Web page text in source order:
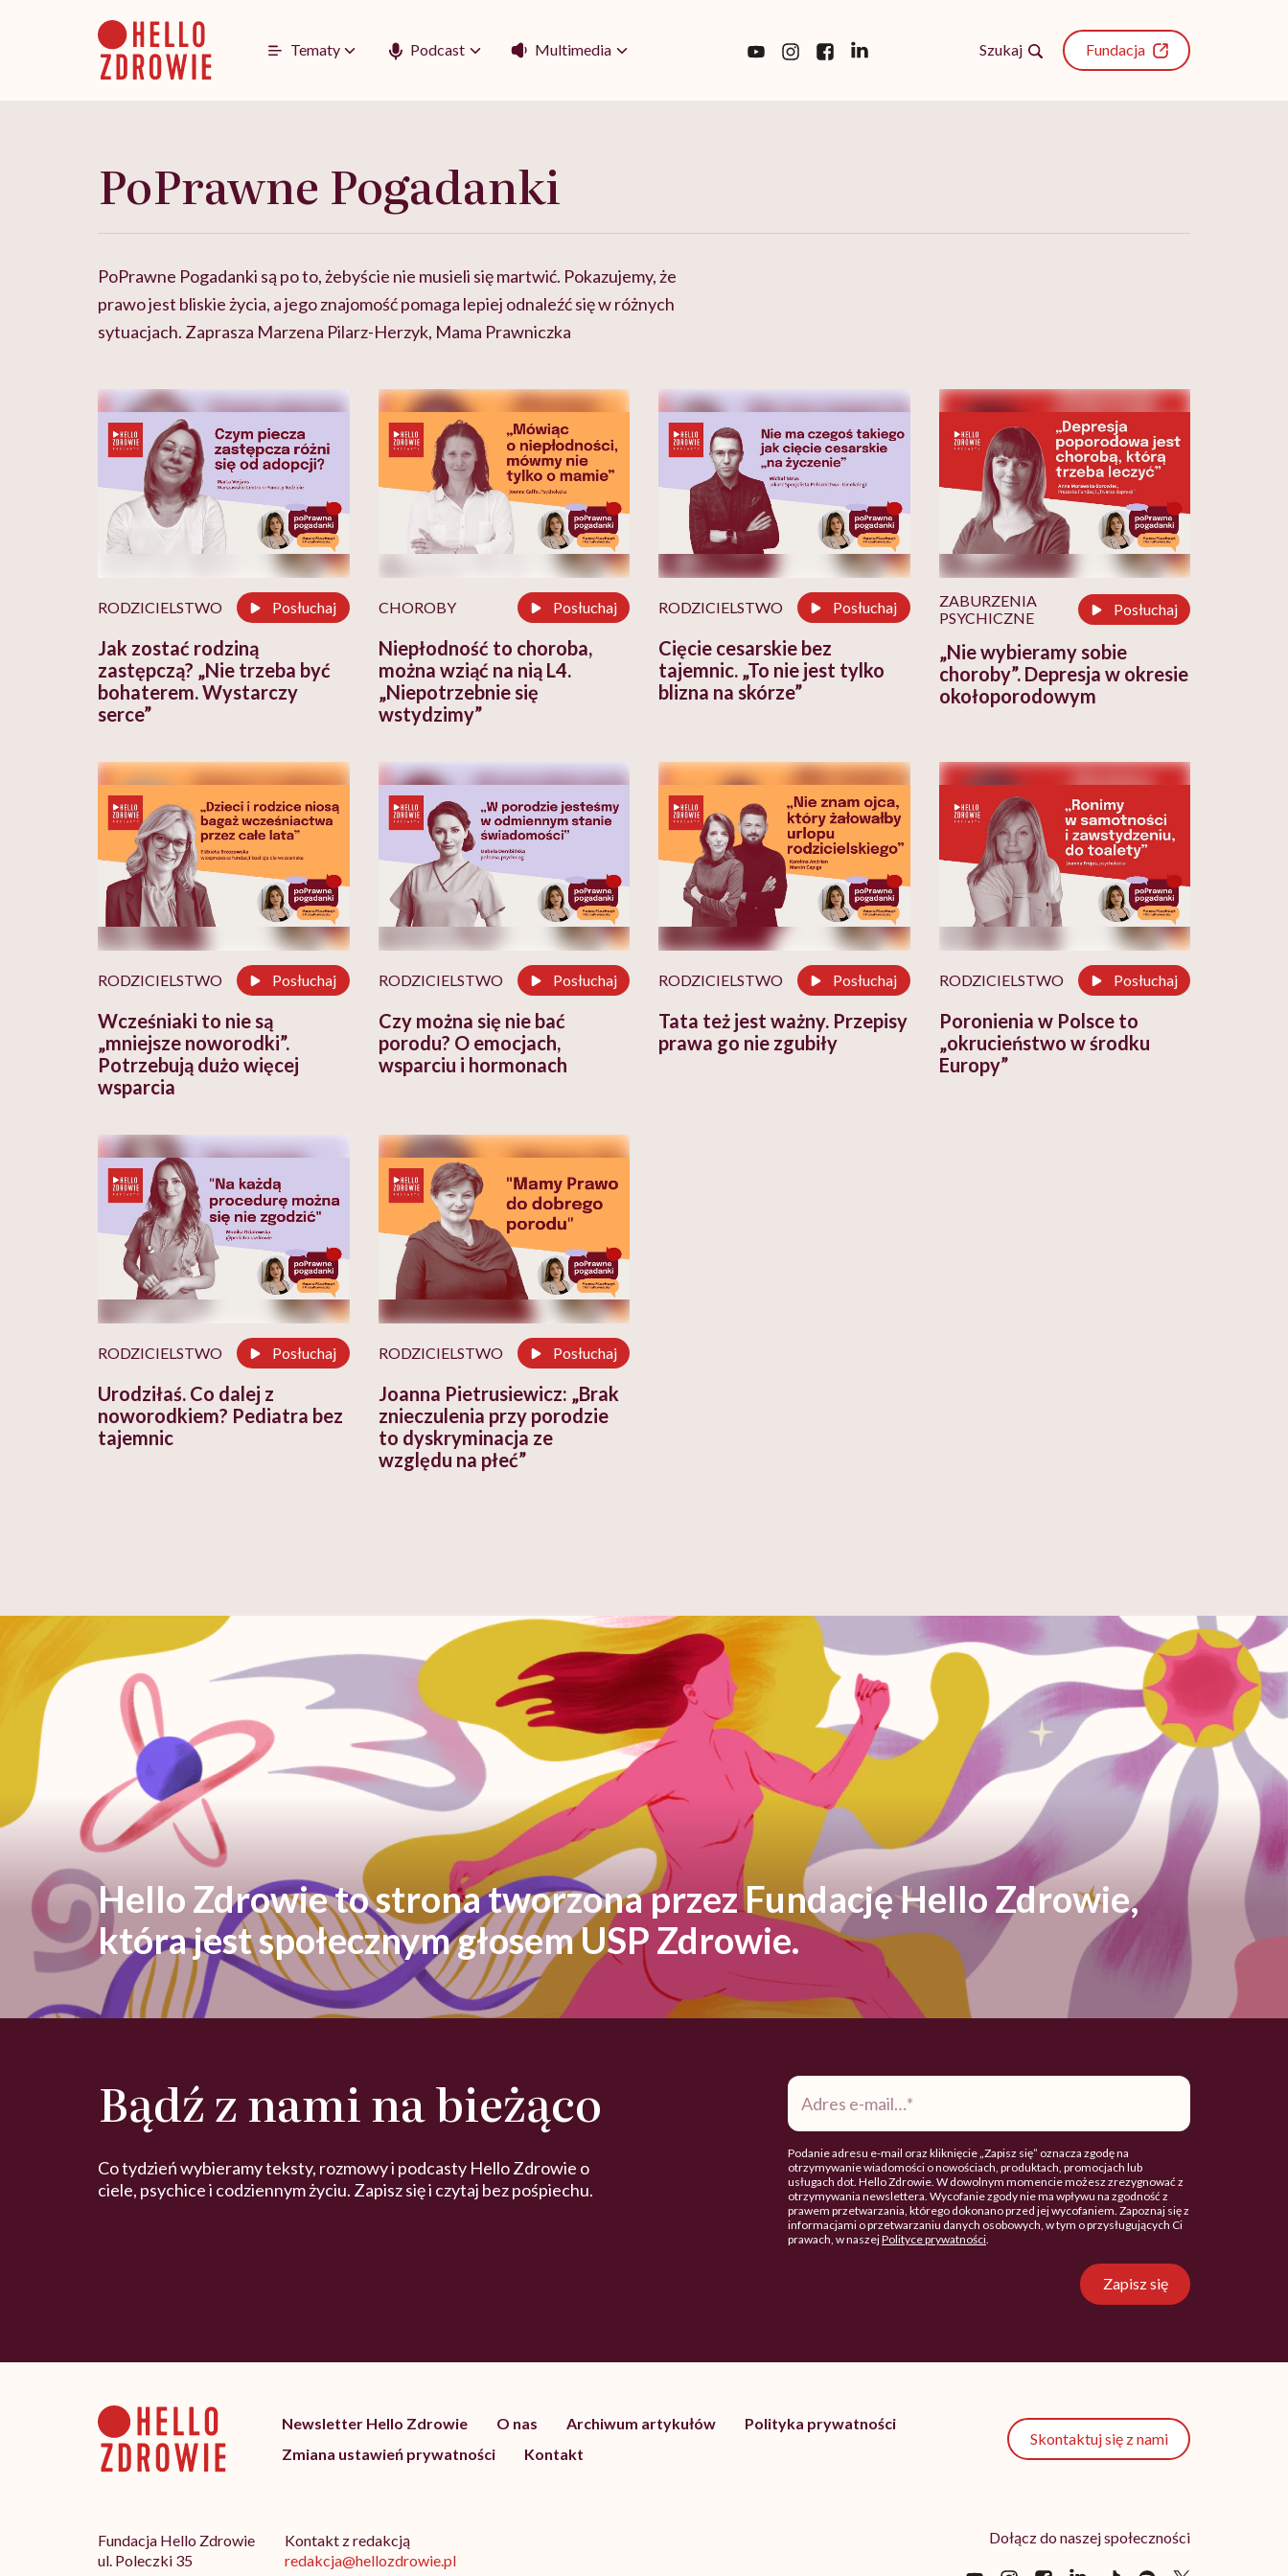
Tematy Podcast Multimedia Szukaj Fundacja
PoPrawne Pogadanki
PoPrawne Pogadanki są po to, żebyście nie musieli się martwić. Pokazujemy, że
prawo jest bliskie życia, a jego znajomość pomaga lepiej odnaleźć się w różnych
sytuacjach. Zaprasza Marzena Pilarz-Herzyk, Mama Prawniczka
RODZICIELSTWO Posłuchaj
Jak zostać rodziną
zastępczą? „Nie trzeba być
bohaterem. Wystarczy
serce”
CHOROBY Posłuchaj
Niepłodność to choroba,
można wziąć na nią L4.
„Niepotrzebnie się
wstydzimy”
RODZICIELSTWO Posłuchaj
Cięcie cesarskie bez
tajemnic. „To nie jest tylko
blizna na skórze”
ZABURZENIA
PSYCHICZNE
Posłuchaj
„Nie wybieramy sobie
choroby”. Depresja w okresie
okołoporodowym
RODZICIELSTWO Posłuchaj
Wcześniaki to nie są
„mniejsze noworodki”.
Potrzebują dużo więcej
wsparcia
RODZICIELSTWO Posłuchaj
Czy można się nie bać
porodu? O emocjach,
wsparciu i hormonach
RODZICIELSTWO Posłuchaj
Tata też jest ważny. Przepisy
prawa go nie zgubiły
RODZICIELSTWO Posłuchaj
Poronienia w Polsce to
„okrucieństwo w środku
Europy”
RODZICIELSTWO Posłuchaj
Urodziłaś. Co dalej z
noworodkiem? Pediatra bez
tajemnic
RODZICIELSTWO Posłuchaj
Joanna Pietrusiewicz: „Brak
znieczulenia przy porodzie
to dyskryminacja ze
względu na płeć”
Hello Zdrowie to strona tworzona przez Fundację Hello Zdrowie,
która jest społecznym głosem USP Zdrowie.
Bądź z nami na bieżąco
Co tydzień wybieramy teksty, rozmowy i podcasty Hello Zdrowie o
ciele, psychice i codziennym życiu. Zapisz się i czytaj bez pośpiechu.
Adres
mail*
Podanie adresu e-mail oraz kliknięcie „Zapisz się” oznacza zgodę na
otrzymywanie wiadomości o nowościach, produktach, promocjach lub
usługach dot. Hello Zdrowie. W dowolnym momencie możesz zrezygnować z
otrzymywania newslettera. Wycofanie zgody nie ma wpływu na zgodność z
prawem przetwarzania, którego dokonano przed jej wycofaniem. Zapoznaj się z
informacjami o przetwarzaniu danych osobowych, w tym o przysługujących Ci
prawach, w naszejPolityce prywatności
Zapisz się
Newsletter Hello Zdrowie O nas Archiwum artykułów
Polityka prywatności
Zmiana ustawień prywatności
Kontakt
Skontaktuj się z nami
Fundacja Hello Zdrowie
ul. Poleczki 35
Kontakt z redakcją
redakcja@hellozdrowie.pl
Dołącz do naszej społeczności